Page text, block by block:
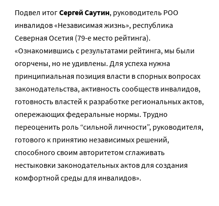
Подвел итогСергей Саутин, руководитель РОО
инвалидов «Независимая жизнь», республика
Северная Осетия (79-е место рейтинга).
«Ознакомившись с результатами рейтинга, мы были
огорчены, но не удивлены. Для успеха нужна
принципиальная позиция власти в спорных вопросах
законодательства, активность сообществ инвалидов,
готовность властей к разработке региональных актов,
опережающих федеральные нормы. Трудно
переоценить роль “сильной личности”, руководителя,
готового к принятию независимых решений,
способного своим авторитетом сглаживать
нестыковки законодательных актов для создания
комфортной среды для инвалидов».